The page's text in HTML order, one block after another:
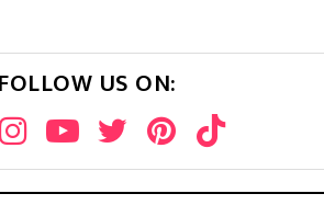
FOLLOW US ON: